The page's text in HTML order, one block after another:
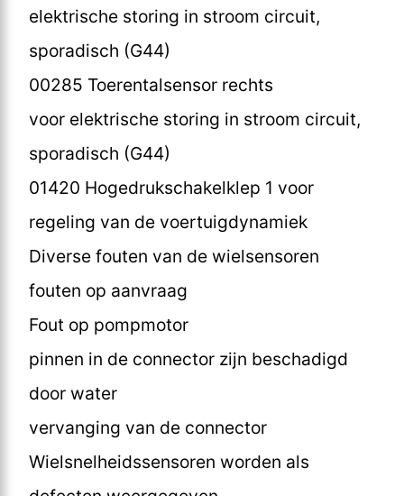
elektrische storing in stroom circuit,
sporadisch (G44)
00285 Toerentalsensor rechts
voor elektrische storing in stroom circuit,
sporadisch (G44)
01420 Hogedrukschakelklep 1 voor
regeling van de voertuigdynamiek
Diverse fouten van de wielsensoren
fouten op aanvraag
Fout op pompmotor
pinnen in de connector zijn beschadigd
door water
vervanging van de connector
Wielsnelheidssensoren worden als